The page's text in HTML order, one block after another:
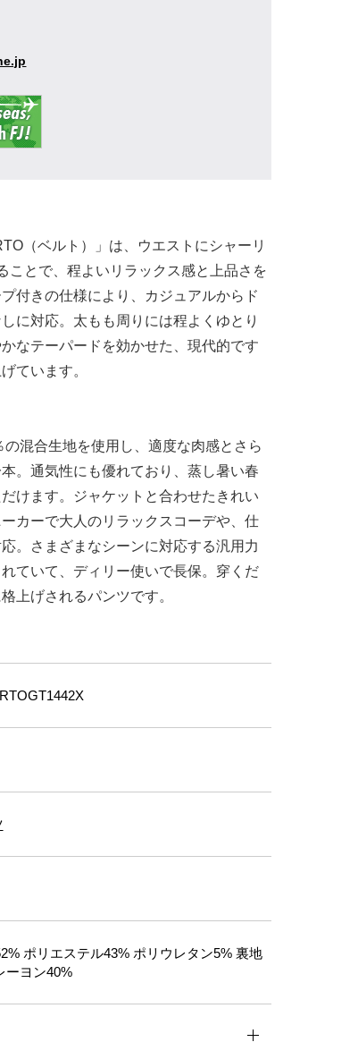
（ベルト）」は、ウエストにシャーリ
ことで、程よいリラックス感と上品さを
付きの仕様により、カジュアルからド
に対応。太もも周りには程よくゆとり
なテーパードを効かせた、現代的です
ています。
混合生地を使用し、適度な肉感とさら
。通気性にも優れており、蒸し暑い春
けます。ジャケットと合わせたきれい
カーで大人のリラックスコーデや、仕
。さまざまなシーンに対応する汎用力
ていて、ディリー使いで長保。穿くだ
上げされるパンツです。
ポリエステル43% ポリウレタン5% 裏地
ーヨン40%